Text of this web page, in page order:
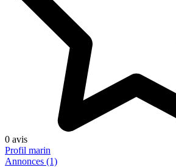
0 avis
Profil marin
Annonces (1)